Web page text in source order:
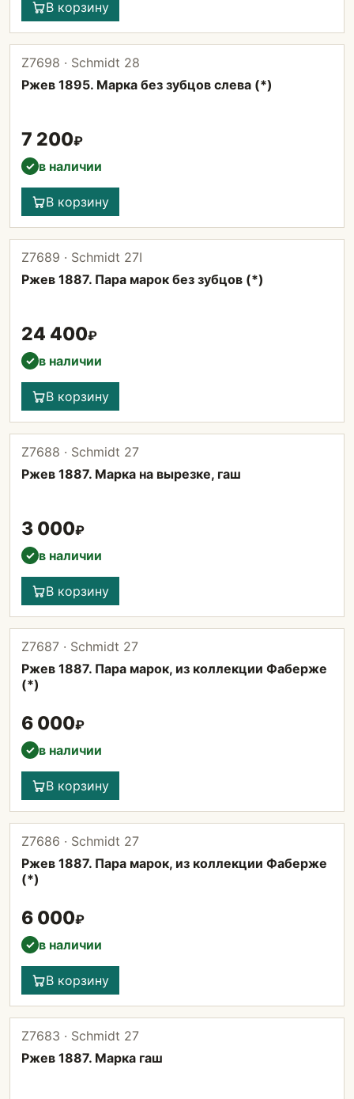
В корзину
Z7698 · Schmidt 28
Ржев 1895. Марка без зубцов слева (*)
7 200₽
✓ в наличии
В корзину
Z7689 · Schmidt 27I
Ржев 1887. Пара марок без зубцов (*)
24 400₽
✓ в наличии
В корзину
Z7688 · Schmidt 27
Ржев 1887. Марка на вырезке, гаш
3 000₽
✓ в наличии
В корзину
Z7687 · Schmidt 27
Ржев 1887. Пара марок, из коллекции Фаберже
(*)
6 000₽
✓ в наличии
В корзину
Z7686 · Schmidt 27
Ржев 1887. Пара марок, из коллекции Фаберже
(*)
6 000₽
✓ в наличии
В корзину
Z7683 · Schmidt 27
Ржев 1887. Марка гаш